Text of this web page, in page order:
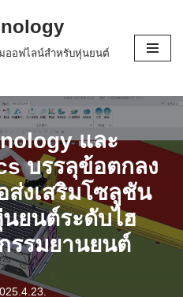
ออฟไลน์สำหรับหุ่นยนต์
และ
บรรลุข้อตกลง
ส่งเสริมโซลูชัน
ยนต์ระดับไฮ
รรมยานยนต์